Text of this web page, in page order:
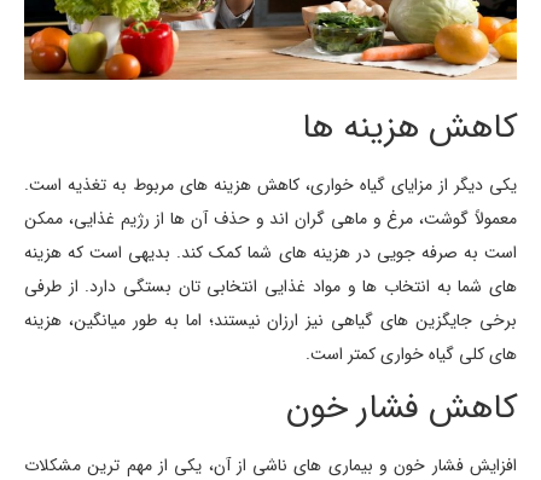
کاهش هزینه ها
یکی دیگر از مزایای گیاه خواری، کاهش هزینه های مربوط به تغذیه است.
معمولاً گوشت، مرغ و ماهی گران اند و حذف آن ها از رژیم غذایی، ممکن
است به صرفه جویی در هزینه های شما کمک کند. بدیهی است که هزینه
های شما به انتخاب ها و مواد غذایی انتخابی تان بستگی دارد. از طرفی
برخی جایگزین های گیاهی نیز ارزان نیستند؛ اما به طور میانگین، هزینه
های کلی گیاه خواری کمتر است.
کاهش فشار خون
افزایش فشار خون و بیماری های ناشی از آن، یکی از مهم ترین مشکلات